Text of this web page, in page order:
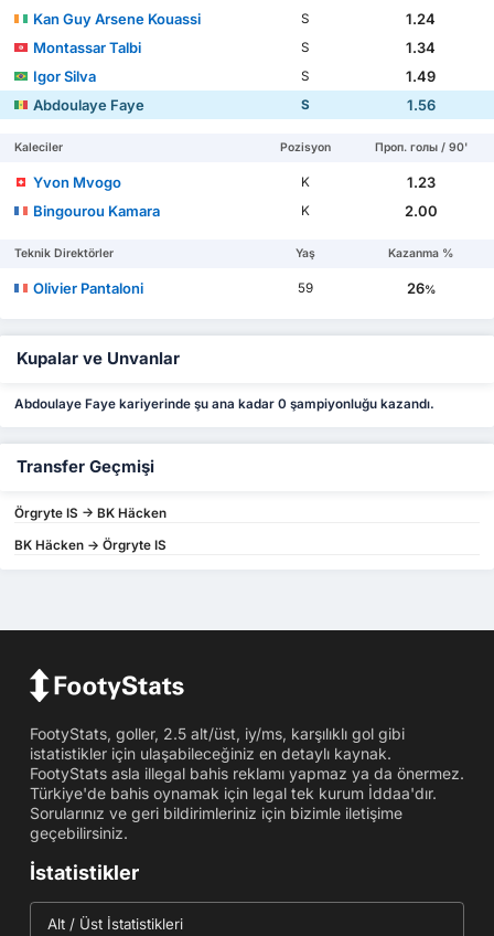
Kan Guy Arsene Kouassi
S
1.24
Montassar Talbi
S
1.34
Igor Silva
S
1.49
Abdoulaye Faye
S 1.56
Kaleciler Pozisyon Проп. голы / 90'
Yvon Mvogo K
1.23
Bingourou Kamara
K 2.00
Teknik Direktörler Yaş Kazanma %
Olivier Pantaloni 59 26%
Kupalar ve Unvanlar
Abdoulaye Faye kariyerinde şu ana kadar 0 şampiyonluğu kazandı.
Transfer Geçmişi
Örgryte IS -> BK Häcken
BK Häcken -> Örgryte IS
FootyStats, goller, 2.5 alt/üst, iy/ms, karşılıklı gol gibi
istatistikler için ulaşabileceğiniz en detaylı kaynak.
FootyStats asla illegal bahis reklamı yapmaz ya da önermez.
Türkiye'de bahis oynamak için legal tek kurum İddaa'dır.
Sorularınız ve geri bildirimleriniz için bizimle iletişime
geçebilirsiniz.
İstatistikler
Alt / Üst İstatistikleri